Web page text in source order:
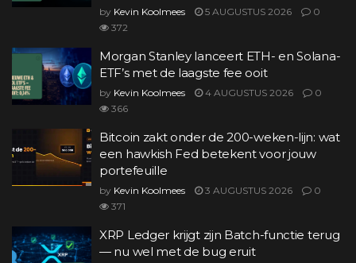
by Kevin Koolmees 5 AUGUSTUS 2026
0
372
Morgan Stanley lanceert ETH- en Solana-
ETF’s met de laagste fee ooit
by Kevin Koolmees 4 AUGUSTUS 2026
0
366
Bitcoin zakt onder de 200-weken-lijn: wat
een hawkish Fed betekent voor jouw
portefeuille
by Kevin Koolmees 3 AUGUSTUS 2026
0
371
XRP Ledger krijgt zijn Batch-functie terug
— nu wel met de bug eruit